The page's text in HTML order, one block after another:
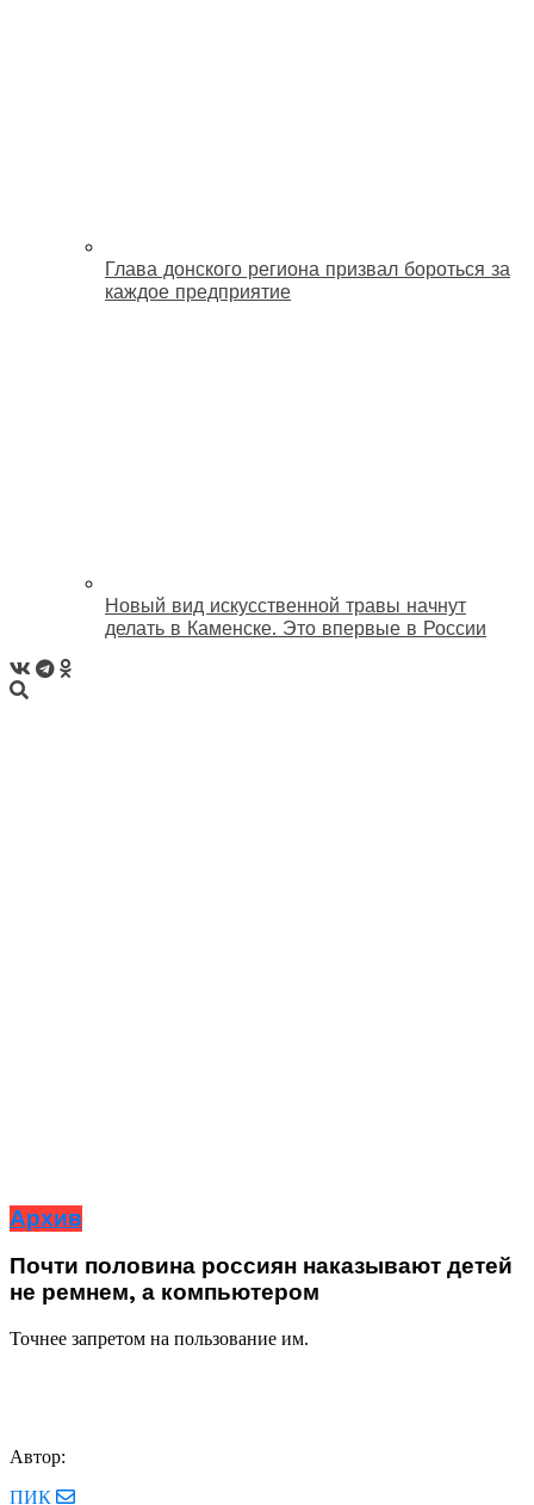
Глава донского региона призвал бороться за
каждое предприятие
Новый вид искусственной травы начнут
делать в Каменске. Это впервые в России
Архив
Почти половина россиян наказывают детей
не ремнем, а компьютером
Точнее запретом на пользование им.
Автор:
ПИК